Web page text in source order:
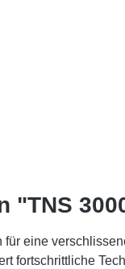
"TNS
eine
fortschrittliche